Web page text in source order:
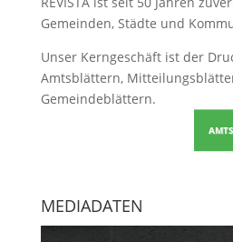
Gemeinden, Städte und
Unser Kerngeschäft ist der
Amtsblättern,
Gemeindeblättern.
MEDIADATEN